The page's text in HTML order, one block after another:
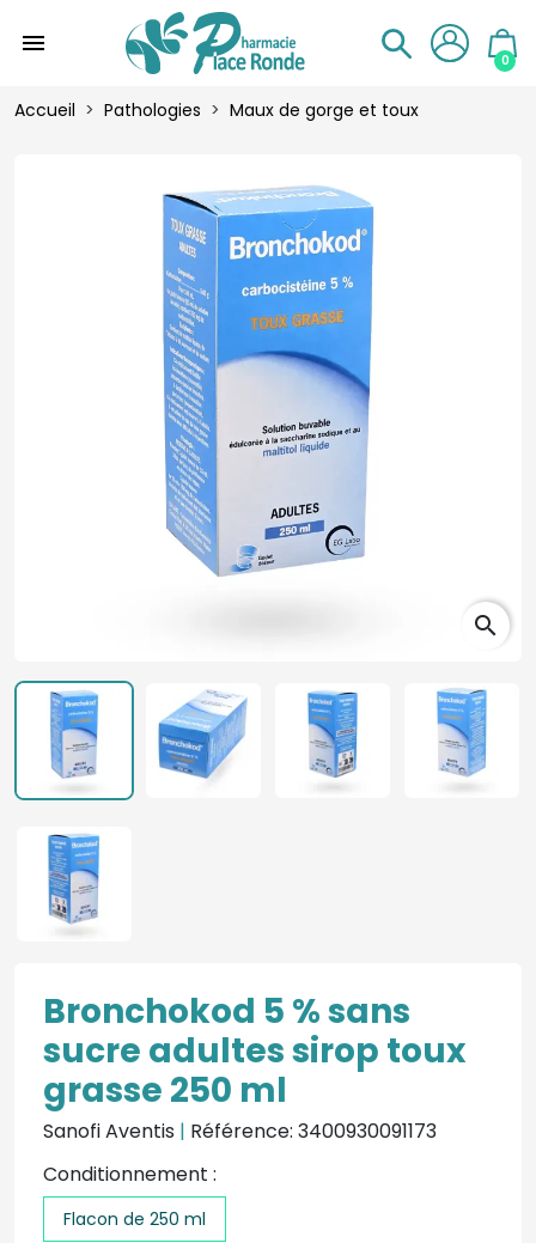
menu
0
Accueil Pathologies Maux de gorge et toux
search
Bronchokod 5 % sans
sucre adultes sirop toux
grasse 250 ml
Sanofi Aventis | Référence: 3400930091173
Conditionnement :
Flacon de 250 ml